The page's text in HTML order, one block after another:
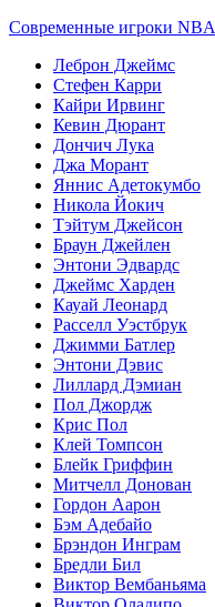
Современные игроки NBA
Леброн Джеймс
Стефен Карри
Кайри Ирвинг
Кевин Дюрант
Дончич Лука
Джа Морант
Яннис Адетокумбо
Никола Йокич
Тэйтум Джейсон
Браун Джейлен
Энтони Эдвардс
Джеймс Харден
Кауай Леонард
Расселл Уэстбрук
Джимми Батлер
Энтони Дэвис
Лиллард Дэмиан
Пол Джордж
Крис Пол
Клей Томпсон
Блейк Гриффин
Митчелл Донован
Гордон Аарон
Бэм Адебайо
Брэндон Инграм
Бредли Бил
Виктор Вембаньяма